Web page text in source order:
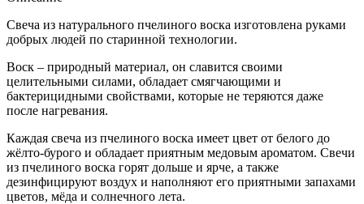
Свеча из натурального пчелиного воска изготовлена руками
добрых людей по старинной технологии.
Воск – природный материал, он славится своими
целительными силами, обладает смягчающими и
бактерицидными свойствами, которые не теряются даже
после нагревания.
Каждая свеча из пчелиного воска имеет цвет от белого до
жёлто-бурого и обладает приятным медовым ароматом. Свечи
из пчелиного воска горят дольше и ярче, а также
дезинфицируют воздух и наполняют его приятными запахами
цветов, мёда и солнечного лета.